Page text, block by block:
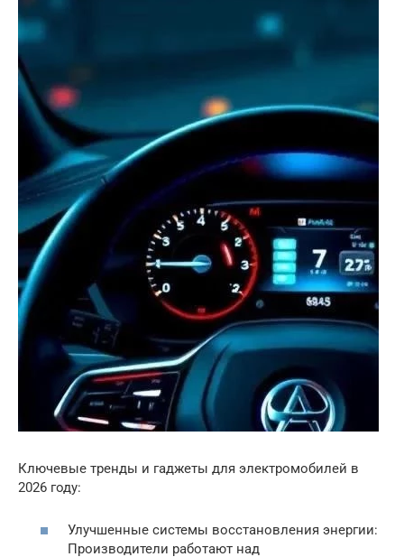
Ключевые тренды и гаджеты для электромобилей в
2026 году:
Улучшенные системы восстановления энергии:
Производители работают над